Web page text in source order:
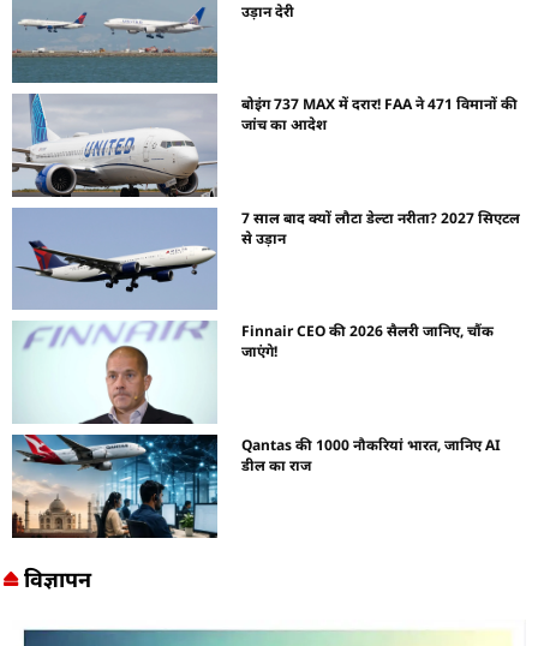
उड़ान देरी
बोइंग 737 MAX में दरार! FAA ने 471 विमानों की
जांच का आदेश
7 साल बाद क्यों लौटा डेल्टा नरीता? 2027 सिएटल
से उड़ान
Finnair CEO की 2026 सैलरी जानिए, चौंक
जाएंगे!
Qantas की 1000 नौकरियां भारत, जानिए AI
डील का राज
विज्ञापन